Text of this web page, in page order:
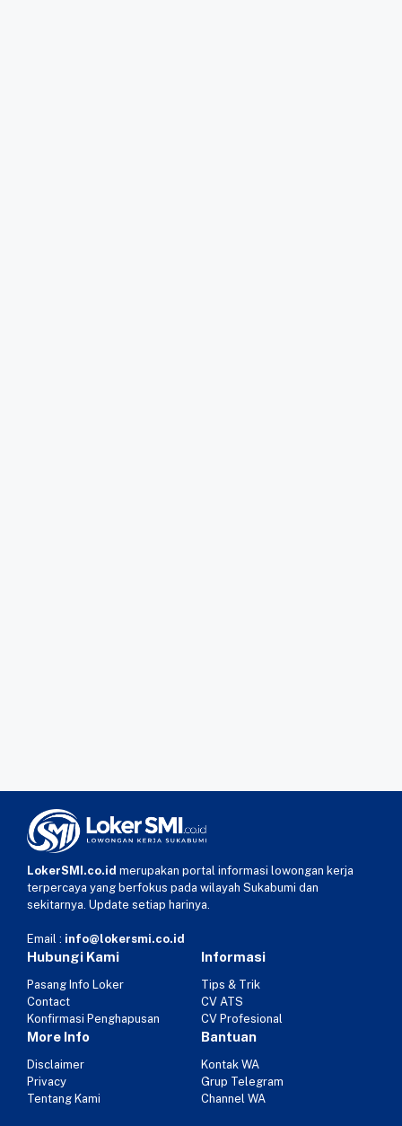
LokerSMI.co.id merupakan portal informasi lowongan kerja
terpercaya yang berfokus pada wilayah Sukabumi dan
sekitarnya. Update setiap harinya.
Email : info@lokersmi.co.id
Hubungi Kami
Pasang Info Loker
Contact
Konfirmasi Penghapusan
Informasi
Tips & Trik
CV ATS
CV Profesional
More Info
Disclaimer
Privacy
Tentang Kami
Bantuan
Kontak WA
Grup Telegram
Channel WA